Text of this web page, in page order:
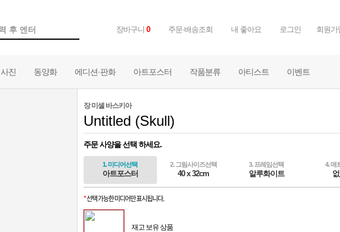
장바구니 0 주문·배송조회 내 좋아요 로그인 회원가
사진 동양화 에디션·판화 아트포스터 작품분류 아티스트 이벤트
장 미셸 바스키아
Untitled (Skull)
주문 사양을 선택 하세요.
1. 미디어선택
아트포스터
2. 그림사이즈선택
40 x 32cm
3. 프레임선택
알루화이트
4. 매
*선택 가능한 미디어만 표시됩니다.
재고 보유 상품